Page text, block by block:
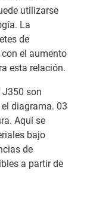
utilizarse
La
de
el aumento
esta relación.
son
diagrama. 03
Aquí se
bajo
de
a partir de